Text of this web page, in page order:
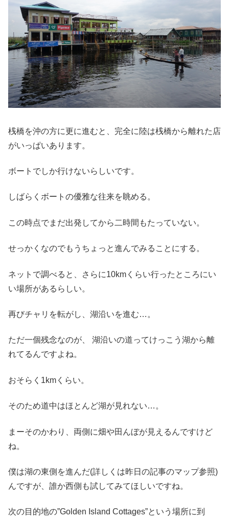
桟橋を沖の方に更に進むと、完全に陸は桟橋から離れた店
がいっぱいあります。
ボートでしか行けないらしいです。
しばらくボートの優雅な往来を眺める。
この時点でまだ出発してから二時間もたっていない。
せっかくなのでもうちょっと進んでみることにする。
ネットで調べると、さらに10kmくらい行ったところにい
い場所があるらしい。
再びチャリを転がし、湖沿いを進む…。
ただ一個残念なのが、 湖沿いの道ってけっこう湖から離
れてるんですよね。
おそらく1kmくらい。
そのため道中はほとんど湖が見れない…。
まーそのかわり、両側に畑や田んぼが見えるんですけど
ね。
僕は湖の東側を進んだ(詳しくは昨日の記事のマップ参照)
んですが、誰か西側も試してみてほしいですね。
次の目的地の”Golden Island Cottages”という場所に到